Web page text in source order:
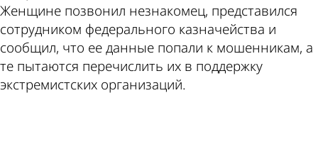
Женщине позвонил незнакомец, представился
сотрудником федерального казначейства и
сообщил, что ее данные попали к мошенникам, а
те пытаются перечислить их в поддержку
экстремистских организаций.